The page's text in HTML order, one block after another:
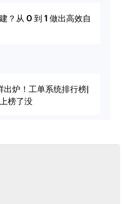
？从 0 到 1 做出高效自
炉！工单系统排行榜|
榜了没